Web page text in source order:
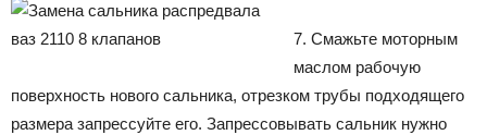
7. Смажьте моторным
маслом рабочую
поверхность нового сальника, отрезком трубы подходящего
размера запрессуйте его. Запрессовывать сальник нужно